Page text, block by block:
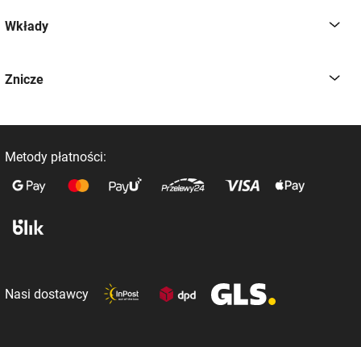
Wkłady
Znicze
Metody płatności:
Nasi dostawcy